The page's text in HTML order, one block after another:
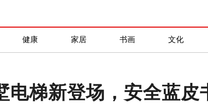
健康 家居 书画 文化
梯新登场，安全蓝皮